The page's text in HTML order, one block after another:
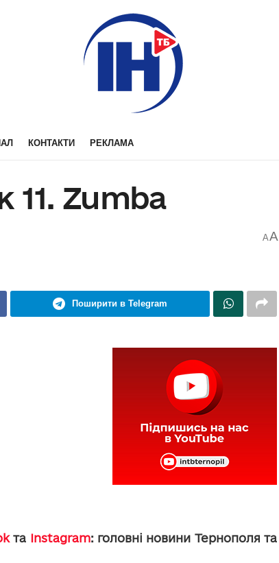
КОНТАКТИ РЕКЛАМА
11. Zumba
AA
Поширити в Telegram
та Instagram: головні новини Тернополя та